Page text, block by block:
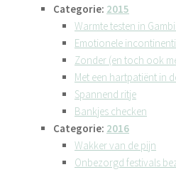
Categorie: 2015
Warmte testen in
Emotionele
Zonder (en toch ook
Met een hartpatiënt in
Spannend ritje
Bankjes checken
Categorie: 2016
Wakker van de pijn
Onbezorgd festivals